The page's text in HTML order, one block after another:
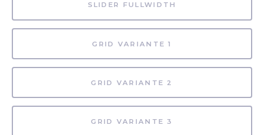
SLIDER FULLWIDTH
GRID VARIANTE 1
GRID VARIANTE 2
GRID VARIANTE 3